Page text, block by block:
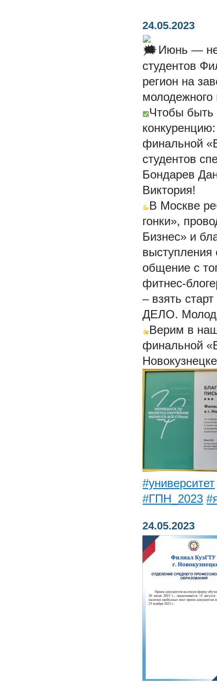
24.05.2023
Июнь — не
студентов
регион на
молодежного
Чтобы быть
финальной
студентов
Бондарев
Виктория!
В Москве
гонки»,
Бизнес» и
общение с
фитнес-
– взять
ДЕЛО.
Верим в
финальной
#университет
#ГПН_2023
24.05.2023